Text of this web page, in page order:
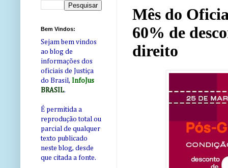
Mês do
60% de
direito
Bem Vindos:
Sejam bem vindos
ao blog de
informações dos
oficiais de Justiça
do Brasil, InfoJus
BRASIL.
É permitida a
reprodução total ou
parcial de qualquer
texto publicado
neste blog, desde
que citada a fonte.